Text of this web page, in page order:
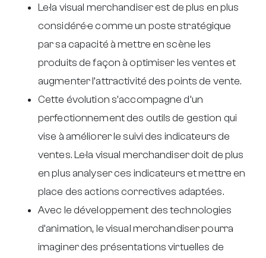
Le·la visual merchandiser est de plus en plus
considéré·e comme un poste stratégique
par sa capacité à mettre en scène les
produits de façon à optimiser les ventes et
augmenter l’attractivité des points de vente.
Cette évolution s’accompagne d’un
perfectionnement des outils de gestion qui
vise à améliorer le suivi des indicateurs de
ventes. Le·la visual merchandiser doit de plus
en plus analyser ces indicateurs et mettre en
place des actions correctives adaptées.
Avec le développement des technologies
d’animation, le visual merchandiser pourra
imaginer des présentations virtuelles de